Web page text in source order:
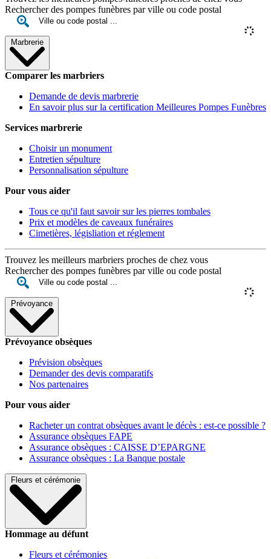
Rechercher des pompes funèbres par ville ou code postal
Marbrerie
Comparer les marbriers
Demande de devis marbrerie
En savoir plus sur la certification Meilleures Pompes Funèbres
Services marbrerie
Choisir un monument
Entretien sépulture
Personnalisation sépulture
Pour vous aider
Tous ce qu'il faut savoir sur les pierres tombales
Prix et modèles de caveaux funéraires
Cimetières, législiation et réglement
Trouvez les meilleurs marbriers proches de chez vous
Rechercher des pompes funèbres par ville ou code postal
Prévoyance
Prévoyance obsèques
Prévision obsèques
Demander des devis comparatifs
Nos partenaires
Pour vous aider
Racheter un contrat obsèques avant le décès : est-ce possible ?
Assurance obsèques FAPE
Assurance obsèques : CAISSE D’EPARGNE
Assurance obsèques : La Banque postale
Fleurs et cérémonie
Hommage au défunt
Fleurs et cérémonies